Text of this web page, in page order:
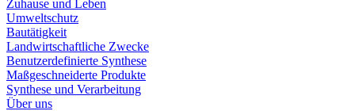
Zuhause und Leben
Umweltschutz
Bautätigkeit
Landwirtschaftliche Zwecke
Benutzerdefinierte Synthese
Maßgeschneiderte Produkte
Synthese und Verarbeitung
Über uns